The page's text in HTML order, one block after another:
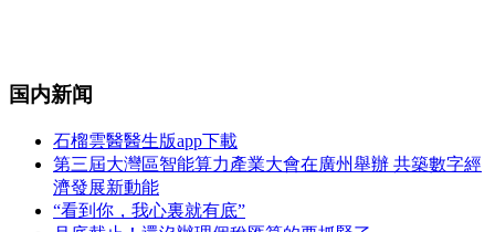
国内新闻
石榴雲醫醫生版app下載
第三屆大灣區智能算力產業大會在廣州舉辦 共築數字經
濟發展新動能
“看到你，我心裏就有底”